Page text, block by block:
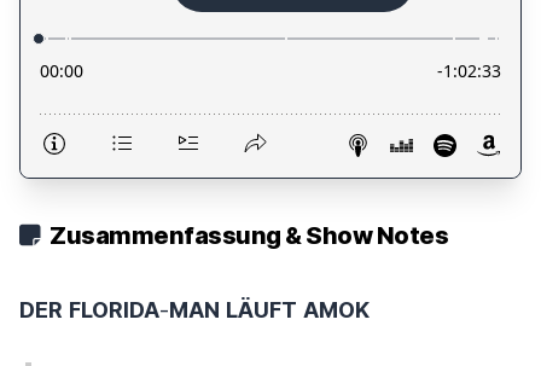
Zusammenfassung & Show Notes
DER FLORIDA-MAN LÄUFT AMOK